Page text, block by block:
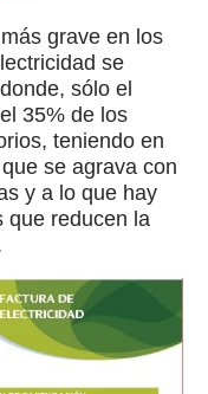
grave en los
se
sólo el
35% de los
teniendo en
se agrava con
y a lo que hay
que reducen la